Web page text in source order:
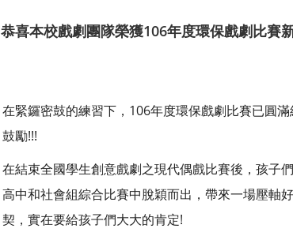
恭喜本校戲劇團隊榮獲106年度環保戲劇比賽
在緊鑼密鼓的練習下，106年度環保戲劇比賽已圓
鼓勵!!!
在結束全國學生創意戲劇之現代偶戲比賽後，孩子
高中和社會組綜合比賽中脫穎而出，帶來一場壓軸
契，實在要給孩子們大大的肯定!